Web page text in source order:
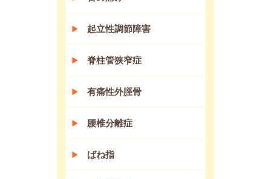
起立性調節障害
脊柱管狭窄症
有痛性外脛骨
腰椎分離症
ばね指